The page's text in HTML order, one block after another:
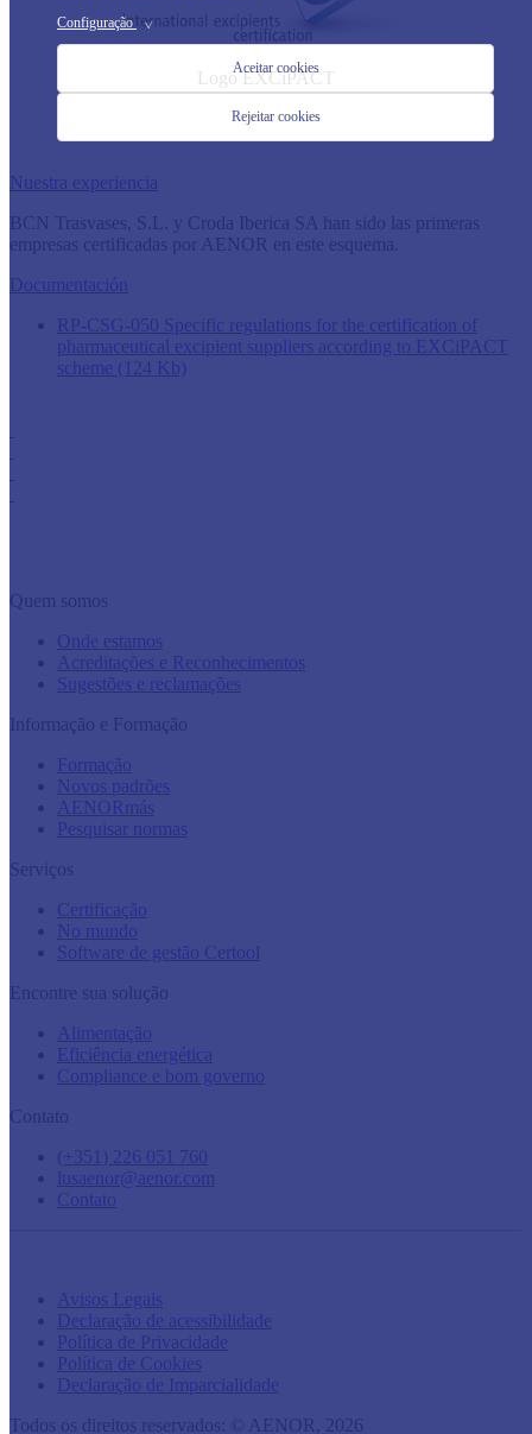
Configuração
>
Aceitar cookies
Rejeitar cookies
Logo EXCiPACT​
​
Nuestra experiencia
BCN Trasvases, S.L. y Croda Iberica SA han sido las primeras
empresas certificadas por AENOR en este esquema.
Documentación
RP-CSG-050 Specific regulations for the certification of
pharmaceutical excipient suppliers according to EXCiPACT
scheme (124 Kb)
Quem somos
Onde estamos
Acreditações e Reconhecimentos
Sugestões e reclamações
Informação e Formação
Formação
Novos padrões
AENORmás
Pesquisar normas
Serviços
Certificação
No mundo
Software de gestão Certool
Encontre sua solução
Alimentação
Eficiência energética
Compliance e bom governo
Contato
(+351) 226 051 760
lusaenor@aenor.com
Contato
Avisos Legais
Declaração de acessibilidade
Política de Privacidade
Política de Cookies
Declaração de Imparcialidade
Todos os direitos reservados: © AENOR,
2026